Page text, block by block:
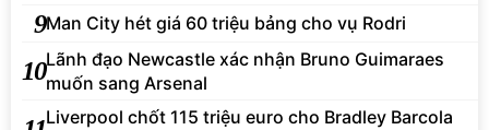
9Man City hét giá 60 triệu bảng cho vụ Rodri
10Lãnh đạo Newcastle xác nhận Bruno Guimaraes
muốn sang Arsenal
Liverpool chốt 115 triệu euro cho Bradley Barcola